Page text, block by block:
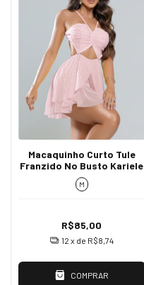
Macaquinho Curto Tule
Franzido No Busto Kariele
M
R$85,00
12 x de R$8,74
COMPRAR